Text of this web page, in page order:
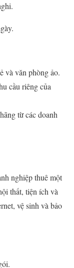
và văn phòng ảo.
cầu riêng của
từ các doanh
nghiệp thuê một
thất, tiện ích và
vệ sinh và bảo